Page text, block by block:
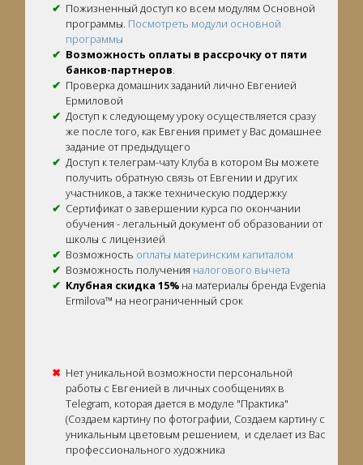
Пожизненный доступ ко всем модулям Основной
программы. Посмотреть модули основной
программы
Возможность оплаты в рассрочку от пяти
банков-партнеров.
Проверка домашних заданий лично Евгенией
Ермиловой
Доступ к следующему уроку осуществляется сразу
же после того, как Евгения примет у Вас домашнее
задание от предыдущего
Доступ к телеграм-чату Клуба в котором Вы можете
получить обратную связь от Евгении и других
участников, а также техническую поддержку
Сертификат о завершении курса по окончании
обучения - легальный документ об образовании от
школы с лицензией
Возможность оплаты материнским капиталом
Возможность получения налогового вычета
Клубная скидка 15%на материалы бренда Evgenia
Ermilova™ на неограниченный срок
Нет уникальной возможности персональной
работы с Евгенией в личных сообщениях в
Telegram, которая дается в модуле "Практика"
(Создаем картину по фотографии, Создаем картину с
уникальным цветовым решением, и сделает из Вас
профессионального художника